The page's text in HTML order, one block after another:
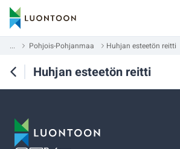
... Pohjois-Pohjanmaa Huhjan esteetön reitti
Huhjan esteetön reitti